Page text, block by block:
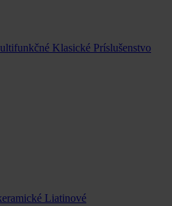
Klasické Príslušenstvo
Liatinové